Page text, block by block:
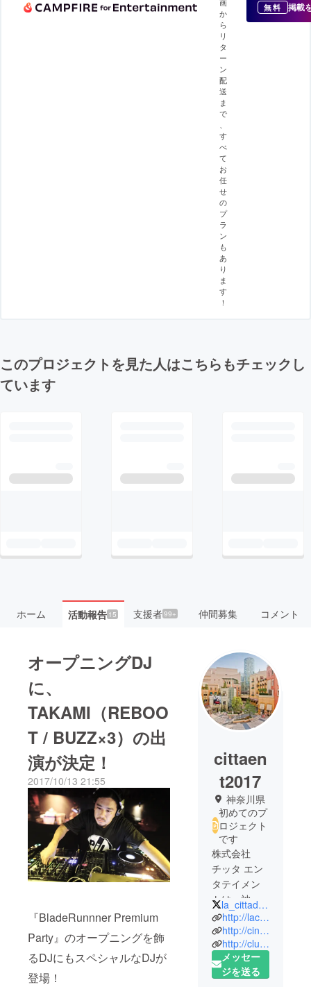
画
か
ら
リ
タ
ー
ン
配
送
ま
で
、
す
べ
て
お
任
せ
の
プ
ラ
ン
も
あ
り
ま
す
！
無料 掲載
このプロジェクトを見た人はこちらもチェックし
ています
ホーム 活動報告15 支援者99+ 仲間募集 コメント
オープニングDJ
に、
TAKAMI（REBOO
T / BUZZ×3）の出
演が決定！
2017/10/13 21:55
『BladeRunnner Premium
Party』のオープニングを飾
るDJにもスペシャルなDJが
登場！
cittaen
t2017
神奈川県
初めてのプ
ロジェクト
です
株式会社
チッタ エン
タテイメン
トは、神奈
川県川崎駅
から徒歩5分
の
イタリアの
ヒルタウン
la_cittadella
http://lacittadella.co.jp/
http://cinecitta.co.jp/
http://clubcitta.co.jp/
メッセー
ジを送る